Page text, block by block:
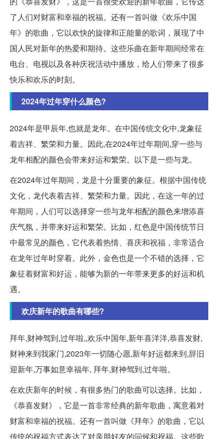
了人们对财富和幸福的祝福。还有一首叫做《欢乐中国
年》的歌曲，它以欢快的旋律和正能量的歌词，展现了中
国人民对新年的热爱和期待。这些乐曲在新年期间经常在
电台、电视以及各种庆祝活动中播放，给人们带来了很多
快乐和欢乐的时刻。
2024年过年穿什么颜色?
2024年是甲辰年,也就是龙年。在中国传统文化中,龙象征
着吉祥、繁荣和力量。因此,在2024年过年期间,穿一些与
龙年相配的颜色会带来好运和繁荣。以下是一些与龙。
在2024年过年期间，龙是十分重要的象征。根据中国传统
文化，龙代表着吉祥、繁荣和力量。因此，在这一年的过
年期间，人们可以选择穿一些与龙年相配的颜色来增添喜
庆气氛，并带来好运和繁荣。比如，红色是中国传统节日
中最常见的颜色，它代表着热情、喜庆和祝福，非常适合
在龙年过年时穿着。此外，金色也是一个不错的选择，它
象征着财富和好运，能够为新的一年带来更多的好运和机
遇。
欢庆新年的歌曲有哪些?
拜年,财神驾到,过年啦,,欢乐中国年,新年喜洋洋,恭喜发财,
财神来到我家门,2023年一切随心愿,新年好运都来到,辞旧
迎新年,万事如意幸福年, 拜年,财神驾到,过年啦。
在欢庆新年的时候，有很多热门的歌曲可以选择。比如，
《恭喜发财》，它是一首非常经典的新年歌曲，寓意着对
财富和幸福的祝福。还有一首叫做《拜年》的歌曲，它以
传统的祝福方式表达了对亲朋好友的问候和祝福。这些歌